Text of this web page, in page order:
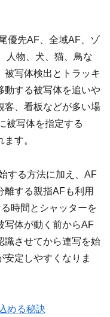
優先AF、全域AF、ゾ
人物、犬、猫、鳥な
被写体検出とトラッキ
動する被写体を追いや
客、看板などが多い場
被写体を指定する
す。
する方法に加え、AF
離する親指AFも利用
時間とシャッターを
写体が動く前からAF
識させてから連写を始
定しやすくなりま
める秘訣